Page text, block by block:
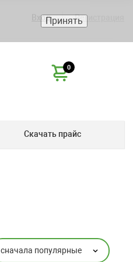
Вход Регистрация
0
Скачать прайс
сначала популярные
Принять